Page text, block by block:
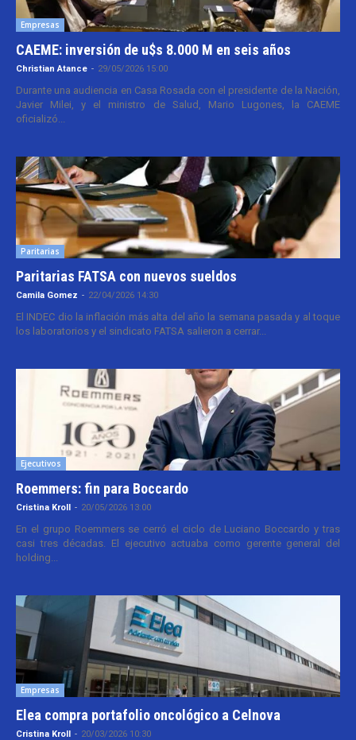
Empresas
CAEME: inversión de u$s 8.000 M en seis años
Christian Atance - 29/05/2026 15:00
Durante una audiencia en Casa Rosada con el presidente de la Nación,
Javier Milei, y el ministro de Salud, Mario Lugones, la CAEME
oficializó...
Paritarias
Paritarias FATSA con nuevos sueldos
Camila Gomez - 22/04/2026 14:30
El INDEC dio la inflación más alta del año la semana pasada y al toque
los laboratorios y el sindicato FATSA salieron a cerrar...
Ejecutivos
Roemmers: fin para Boccardo
Cristina Kroll - 20/05/2026 13:00
En el grupo Roemmers se cerró el ciclo de Luciano Boccardo y tras
casi tres décadas. El ejecutivo actuaba como gerente general del
holding...
Empresas
Elea compra portafolio oncológico a Celnova
Cristina Kroll - 20/03/2026 10:30